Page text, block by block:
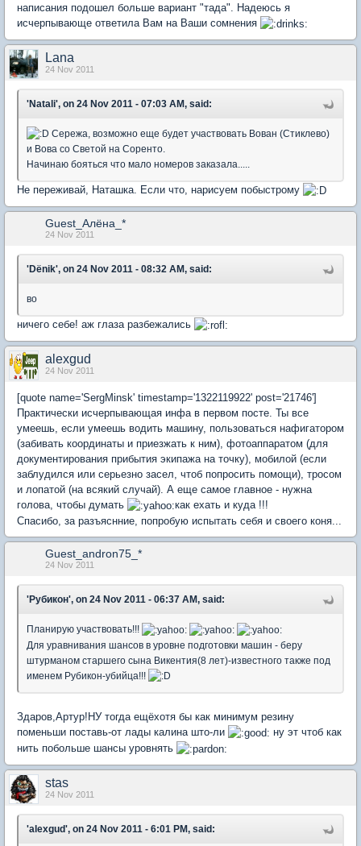
написания подошел больше вариант "тада". Надеюсь я
исчерпывающе ответила Вам на Ваши сомнения
Lana
24 Nov 2011
'Natali', on 24 Nov 2011 - 07:03 AM, said:
Сережа, возможно еще будет участвовать Вован (Стиклево)
и Вова со Светой на Соренто.
Начинаю бояться что мало номеров заказала.....
Не переживай, Наташка. Если что, нарисуем побыстрому
Guest_Алёна_*
24 Nov 2011
'Dёnik', on 24 Nov 2011 - 08:32 AM, said:
во
ничего себе! аж глаза разбежались
alexgud
24 Nov 2011
[quote name='SergMinsk' timestamp='1322119922' post='21746']
Практически исчерпывающая инфа в первом посте. Ты все
умеешь, если умеешь водить машину, пользоваться нафигатором
(забивать координаты и приезжать к ним), фотоаппаратом (для
документирования прибытия экипажа на точку), мобилой (если
заблудился или серьезно засел, чтоб попросить помощи), тросом
и лопатой (на всякий случай). А еще самое главное - нужна
голова, чтобы думать
как ехать и куда !!!
Спасибо, за разъяснние, попробую испытать себя и своего коня...
Guest_andron75_*
24 Nov 2011
'Рубикон', on 24 Nov 2011 - 06:37 AM, said:
Планирую участвовать!!!
Для уравнивания шансов в уровне подготовки машин - беру
штурманом старшего сына Викентия(8 лет)-известного также под
именем Рубикон-убийца!!!
Здаров,Артур!НУ тогда ещёхотя бы как минимум резину
поменьши поставь-от лады калина што-ли
ну эт чтоб как
нить побольше шансы уровнять
stas
24 Nov 2011
'alexgud', on 24 Nov 2011 - 6:01 PM, said: